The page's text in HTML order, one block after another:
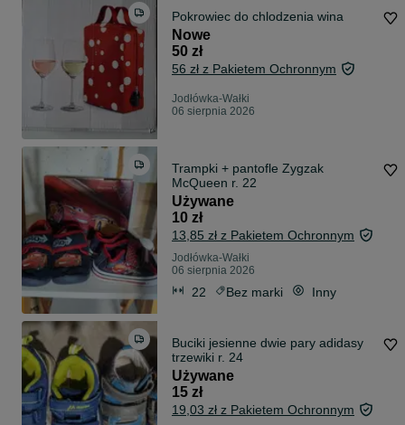
Pokrowiec do chlodzenia wina
Nowe
50 zł
56 zł z Pakietem Ochronnym
Jodłówka-Wałki
06 sierpnia 2026
Trampki + pantofle Zygzak
McQueen r. 22
Używane
10 zł
13,85 zł z Pakietem Ochronnym
Jodłówka-Wałki
06 sierpnia 2026
22 Bez marki Inny
Buciki jesienne dwie pary adidasy
trzewiki r. 24
Używane
15 zł
19,03 zł z Pakietem Ochronnym